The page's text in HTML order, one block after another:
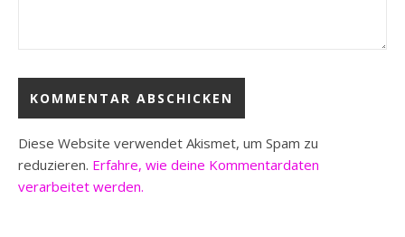
Diese Website verwendet Akismet, um Spam zu
reduzieren. Erfahre, wie deine Kommentardaten
verarbeitet werden.